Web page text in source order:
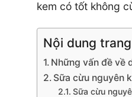
kem có tốt không
Nội dung trang
Những vấn đề về
Sữa cừu nguyên
Sữa cừu